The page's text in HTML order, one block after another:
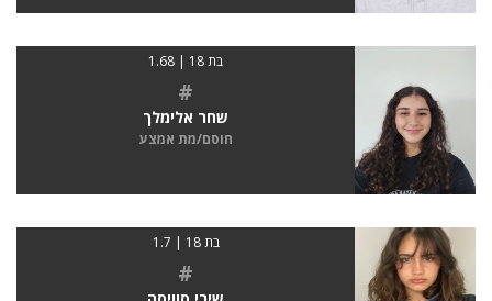
בת 18 | 1.68
#
שחר אלימלך
חוסם/מת אמצע
בת 18 | 1.7
#